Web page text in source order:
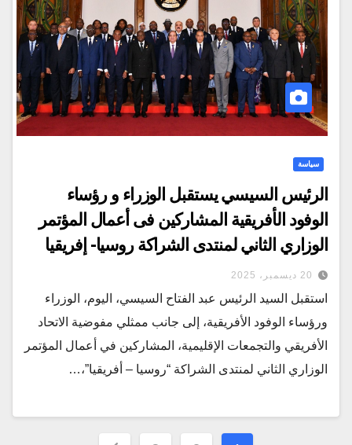
سياسة
الرئيس السيسي يستقبل الوزراء و رؤساء
الوفود الأفريقية المشاركين فى أعمال المؤتمر
الوزاري الثاني لمنتدى الشراكة روسيا- إفريقيا
20 ديسمبر، 2025
استقبل السيد الرئيس عبد الفتاح السيسي، اليوم، الوزراء
ورؤساء الوفود الأفريقية، إلى جانب ممثلي مفوضية الاتحاد
الأفريقي والتجمعات الإقليمية، المشاركين في أعمال المؤتمر
الوزاري الثاني لمنتدى الشراكة “روسيا – أفريقيا”،…